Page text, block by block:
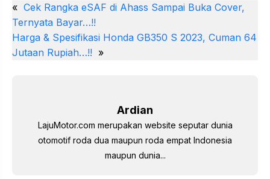
er
e
st
c
e
b
itt
er
at
s
e
gr
ail k
e
« Cek Rangka eSAF di Ahass Sampai Buka Cover,
Ternyata Bayar…!!
Harga & Spesifikasi Honda GB350 S 2023, Cuman 64
Jutaan Rupiah…!! »
Ardian
LajuMotor.com merupakan website seputar dunia
otomotif roda dua maupun roda empat Indonesia
maupun dunia...